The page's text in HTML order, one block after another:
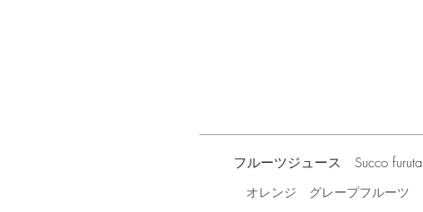
フルーツジュース Succo furuta
オレンジ グレープフルーツ